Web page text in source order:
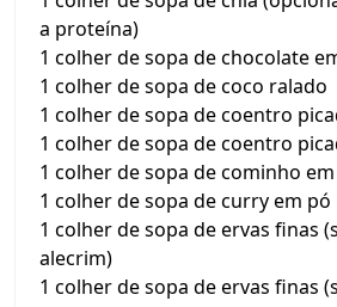
a proteína)
1 colher de sopa de chocolate
1 colher de sopa de coco ralado
1 colher de sopa de coentro
1 colher de sopa de coentro
1 colher de sopa de cominho
1 colher de sopa de curry em pó
1 colher de sopa de ervas finas
alecrim)
1 colher de sopa de ervas finas